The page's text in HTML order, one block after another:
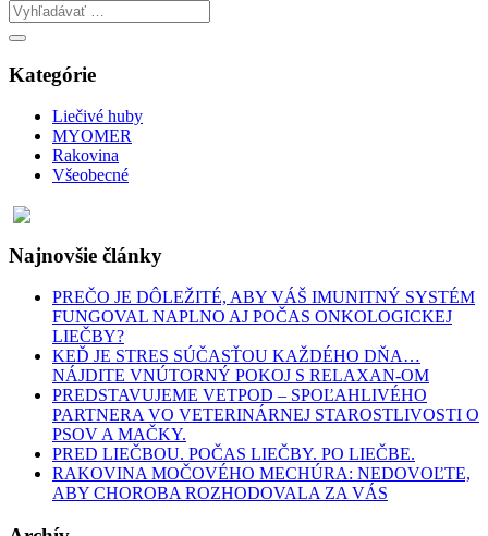
Kategórie
Liečivé huby
MYOMER
Rakovina
Všeobecné
Najnovšie články
PREČO JE DÔLEŽITÉ, ABY VÁŠ IMUNITNÝ SYSTÉM
FUNGOVAL NAPLNO AJ POČAS ONKOLOGICKEJ
LIEČBY?
KEĎ JE STRES SÚČASŤOU KAŽDÉHO DŇA…
NÁJDITE VNÚTORNÝ POKOJ S RELAXAN-OM
PREDSTAVUJEME VETPOD – SPOĽAHLIVÉHO
PARTNERA VO VETERINÁRNEJ STAROSTLIVOSTI O
PSOV A MAČKY.
PRED LIEČBOU. POČAS LIEČBY. PO LIEČBE.
RAKOVINA MOČOVÉHO MECHÚRA: NEDOVOĽTE,
ABY CHOROBA ROZHODOVALA ZA VÁS